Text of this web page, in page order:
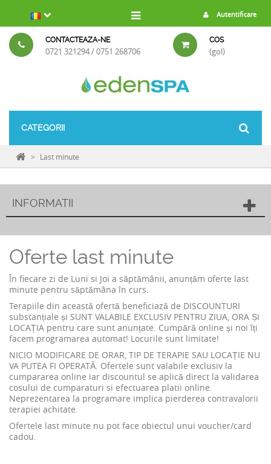
Autentificare
CONTACTEAZA-NE
0721 321294 / 0751 268706
COS
(gol)
CATEGORII
> Last minute
INFORMATII
Oferte last minute
În fiecare zi de Luni si Joi a săptămânii, anunțăm oferte last
minute pentru săptămâna în curs.
Terapiile din această ofertă beneficiază de DISCOUNTURI
substanțiale și SUNT VALABILE EXCLUSIV PENTRU ZIUA, ORA ȘI
LOCAȚIA pentru care sunt anunțate. Cumpără online și noi îți
facem programarea automat! Locurile sunt limitate!
NICIO MODIFICARE DE ORAR, TIP DE TERAPIE SAU LOCAȚIE NU
VA PUTEA FI OPERATĂ. Ofertele sunt valabile exclusiv la
cumpararea online iar discountul se aplică direct la validarea
cosului de cumparaturi si efectuarea platii online.
Neprezentarea la programare implica pierderea contravalorii
terapiei achitate.
Ofertele last minute nu pot face obiectul unui voucher/card
cadou.